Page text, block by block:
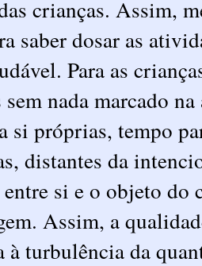
crianças. Assim,
saber dosar as
Para as
nada marcado
si próprias, tempo
distantes da
si e o objeto do
Assim, a
à turbulência da